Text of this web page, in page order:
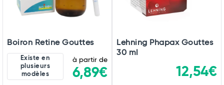
Boiron Retine Gouttes
Existe en
plusieurs
modèles
à partir de
6,89€
Lehning Phapax Gouttes
30 ml
12,54€